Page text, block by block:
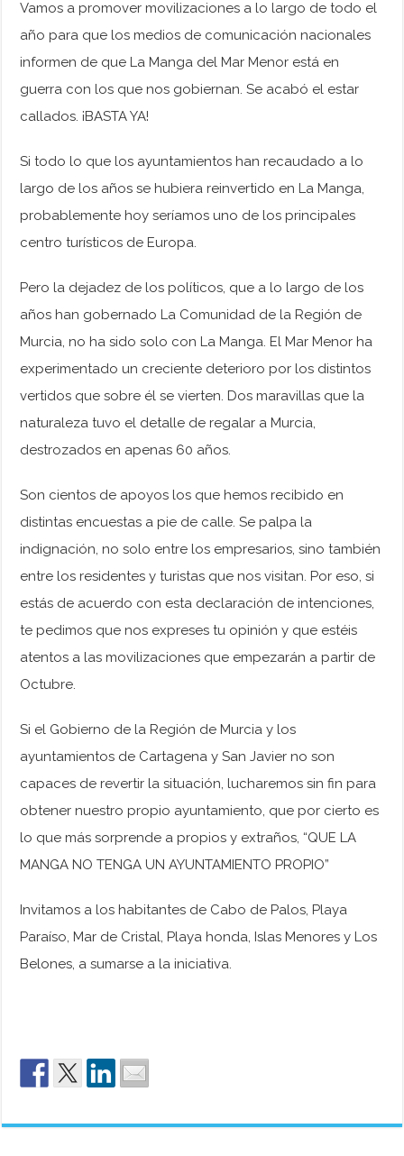
Vamos a promover movilizaciones a lo largo de todo el
año para que los medios de comunicación nacionales
informen de que La Manga del Mar Menor está en
guerra con los que nos gobiernan. Se acabó el estar
callados. ¡BASTA YA!
Si todo lo que los ayuntamientos han recaudado a lo
largo de los años se hubiera reinvertido en La Manga,
probablemente hoy seríamos uno de los principales
centro turísticos de Europa.
Pero la dejadez de los políticos, que a lo largo de los
años han gobernado La Comunidad de la Región de
Murcia, no ha sido solo con La Manga. El Mar Menor ha
experimentado un creciente deterioro por los distintos
vertidos que sobre él se vierten. Dos maravillas que la
naturaleza tuvo el detalle de regalar a Murcia,
destrozados en apenas 60 años.
Son cientos de apoyos los que hemos recibido en
distintas encuestas a pie de calle. Se palpa la
indignación, no solo entre los empresarios, sino también
entre los residentes y turistas que nos visitan. Por eso, si
estás de acuerdo con esta declaración de intenciones,
te pedimos que nos expreses tu opinión y que estéis
atentos a las movilizaciones que empezarán a partir de
Octubre.
Si el Gobierno de la Región de Murcia y los
ayuntamientos de Cartagena y San Javier no son
capaces de revertir la situación, lucharemos sin fin para
obtener nuestro propio ayuntamiento, que por cierto es
lo que más sorprende a propios y extraños, “QUE LA
MANGA NO TENGA UN AYUNTAMIENTO PROPIO”
Invitamos a los habitantes de Cabo de Palos, Playa
Paraíso, Mar de Cristal, Playa honda, Islas Menores y Los
Belones, a sumarse a la iniciativa.